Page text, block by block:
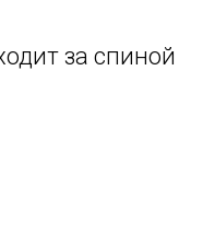
за спиной